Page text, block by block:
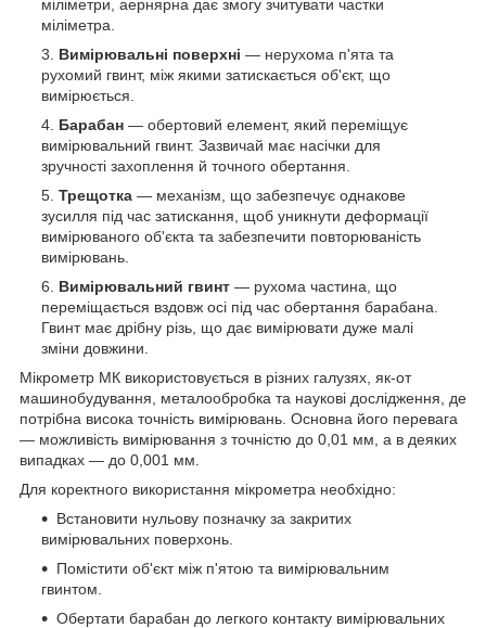
міліметри, аернярна дає змогу зчитувати частки
міліметра.
Вимірювальні поверхні — нерухома п'ята та
рухомий гвинт, між якими затискається об'єкт, що
вимірюється.
Барабан — обертовий елемент, який переміщує
вимірювальний гвинт. Зазвичай має насічки для
зручності захоплення й точного обертання.
Трещотка — механізм, що забезпечує однакове
зусилля під час затискання, щоб уникнути деформації
вимірюваного об'єкта та забезпечити повторюваність
вимірювань.
Вимірювальний гвинт — рухома частина, що
переміщається вздовж осі під час обертання барабана.
Гвинт має дрібну різь, що дає вимірювати дуже малі
зміни довжини.
Мікрометр МК використовується в різних галузях, як-от
машинобудування, металообробка та наукові дослідження, де
потрібна висока точність вимірювань. Основна його перевага
— можливість вимірювання з точністю до 0,01 мм, а в деяких
випадках — до 0,001 мм.
Для коректного використання мікрометра необхідно:
Встановити нульову позначку за закритих
вимірювальних поверхонь.
Помістити об'єкт між п'ятою та вимірювальним
гвинтом.
Обертати барабан до легкого контакту вимірювальних